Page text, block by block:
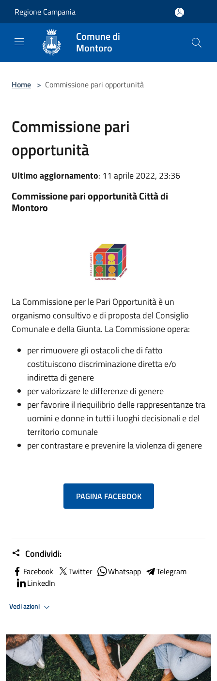
Regione Campania
Comune di
Montoro
Home > Commissione pari opportunità
Commissione pari
opportunità
Ultimo aggiornamento: 11 aprile 2022, 23:36
Commissione pari opportunità Città di
Montoro
La Commissione per le Pari Opportunità è un
organismo consultivo e di proposta del Consiglio
Comunale e della Giunta. La Commissione opera:
per rimuovere gli ostacoli che di fatto
costituiscono discriminazione diretta e/o
indiretta di genere
per valorizzare le differenze di genere
per favorire il riequilibrio delle rappresentanze tra
uomini e donne in tutti i luoghi decisionali e del
territorio comunale
per contrastare e prevenire la violenza di genere
PAGINA FACEBOOK
Condividi:
Facebook Twitter Whatsapp
Telegram
LinkedIn
Vedi azioni